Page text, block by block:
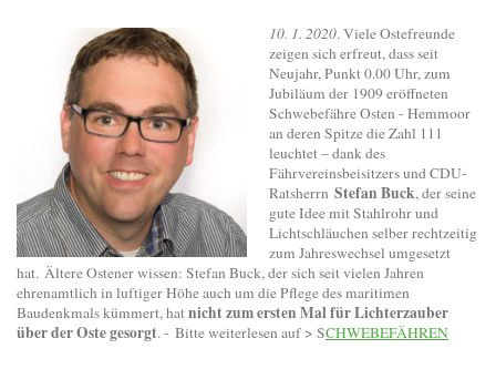
10. 1. 2020. Viele Ostefreunde
zeigen sich erfreut, dass seit
Neujahr, Punkt 0.00 Uhr, zum
Jubiläum der 1909 eröffneten
Schwebefähre Osten - Hemmoor
an deren Spitze die Zahl 111
leuchtet – dank des
Fährvereinsbeisitzers und CDU-
Ratsherrn Stefan Buck, der seine
gute Idee mit Stahlrohr und
Lichtschläuchen selber rechtzeitig
zum Jahreswechsel umgesetzt
hat. Ältere Ostener wissen: Stefan Buck, der sich seit vielen Jahren
ehrenamtlich in luftiger Höhe auch um die Pflege des maritimen
Baudenkmals kümmert, hatnicht zum ersten Mal für Lichterzauber
über der Oste gesorgt. - Bitte weiterlesen auf > SCHWEBEFÄHREN